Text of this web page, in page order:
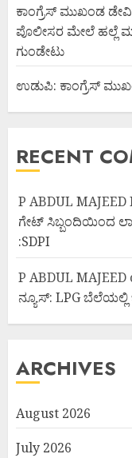
ಕಾಂಗ್ರೆಸ್ ಮುಖಂಡ
ಪೊಲೀಸರ ಮೇಲೆ ಹಲ್ಲೆ
ಗುಂಡೇಟು
ಉಡುಪಿ: ಕಾಂಗ್ರೆಸ್
RECENT
P ABDUL MAJEED
ಗೇಟ್ ಸಿಬ್ಬಂದಿಯಿಂದ
:SDPI
P ABDUL MAJEED
ನ್ಯೂಸ್: LPG ಬೆಲೆಯಲ್ಲಿ
ARCHIVES
August 2026
July 2026